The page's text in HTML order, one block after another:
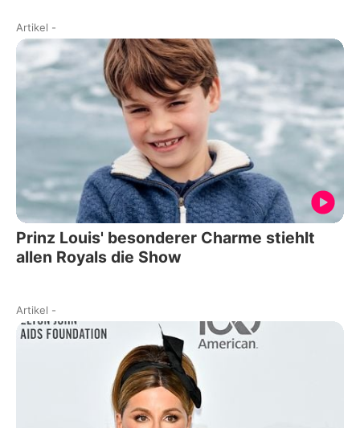
Artikel -
Prinz Louis' besonderer Charme stiehlt
allen Royals die Show
Artikel -